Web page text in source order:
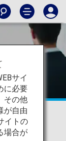
へ
様へ
サイ
に必要
その他
が自由
イトの
場合が